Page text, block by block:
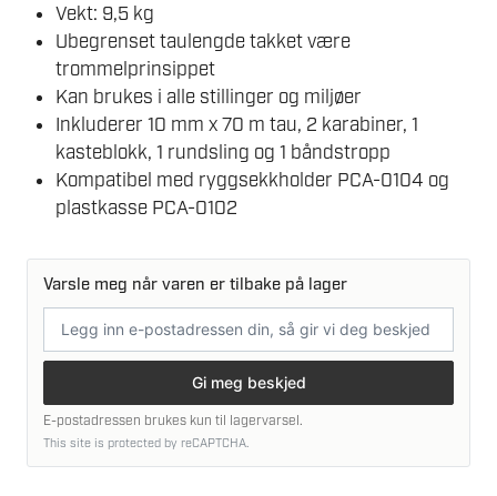
Vekt: 9,5 kg
Ubegrenset taulengde takket være
trommelprinsippet
Kan brukes i alle stillinger og miljøer
Inkluderer 10 mm x 70 m tau, 2 karabiner, 1
kasteblokk, 1 rundsling og 1 båndstropp
Kompatibel med ryggsekkholder PCA-0104 og
plastkasse PCA-0102
Varsle meg når varen er tilbake på lager
postadresse
Gi meg beskjed
E-postadressen brukes kun til lagervarsel.
This site is protected by reCAPTCHA.